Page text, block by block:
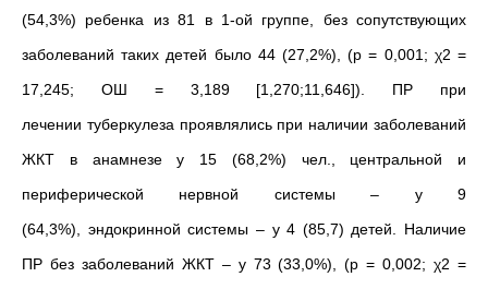
(54,3%) ребенка из 81 в 1-ой группе, без сопутствующих
заболеваний таких детей было 44 (27,2%), (р = 0,001; χ2 =
17,245; ОШ = 3,189 [1,270;11,646]). ПР при
лечении туберкулеза проявлялись при наличии заболеваний
ЖКТ в анамнезе у 15 (68,2%) чел., центральной и
периферической нервной системы – у 9
(64,3%), эндокринной системы – у 4 (85,7) детей. Наличие
ПР без заболеваний ЖКТ – у 73 (33,0%), (р = 0,002; χ2 =